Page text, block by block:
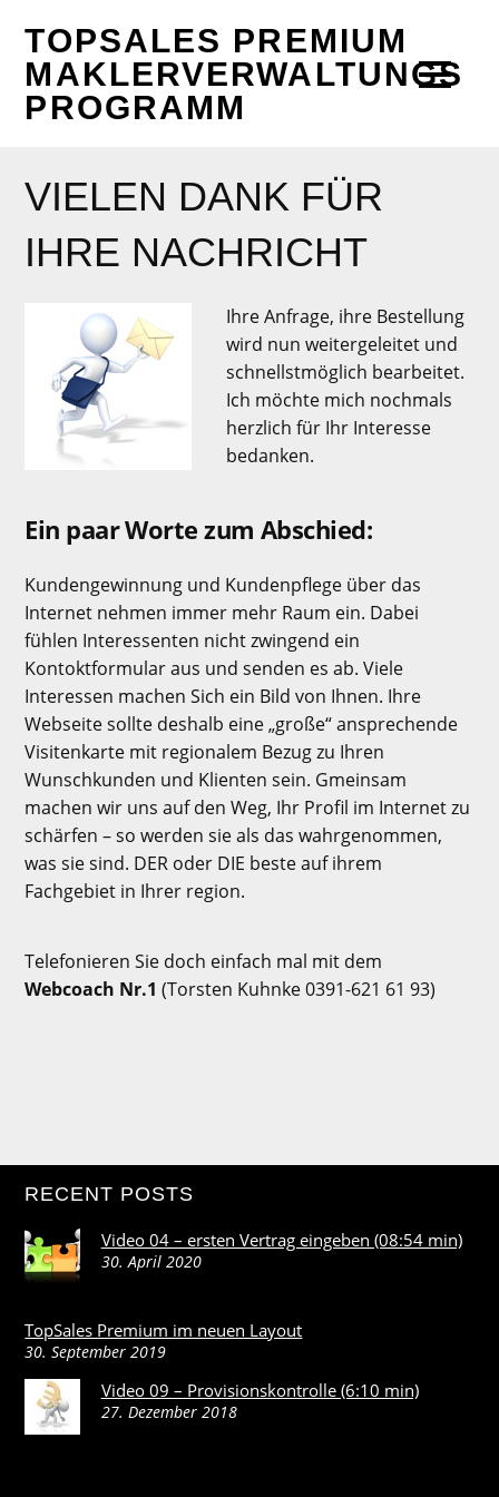
TOPSALES PREMIUM
MAKLERVERWALTUNGS
PROGRAMM
VIELEN DANK FÜR
IHRE NACHRICHT
Ihre Anfrage, ihre Bestellung
wird nun weitergeleitet und
schnellstmöglich bearbeitet.
Ich möchte mich nochmals
herzlich für Ihr Interesse
bedanken.
Ein paar Worte zum Abschied:
Kundengewinnung und Kundenpflege über das
Internet nehmen immer mehr Raum ein. Dabei
fühlen Interessenten nicht zwingend ein
Kontoktformular aus und senden es ab. Viele
Interessen machen Sich ein Bild von Ihnen. Ihre
Webseite sollte deshalb eine „große“ ansprechende
Visitenkarte mit regionalem Bezug zu Ihren
Wunschkunden und Klienten sein. Gmeinsam
machen wir uns auf den Weg, Ihr Profil im Internet zu
schärfen – so werden sie als das wahrgenommen,
was sie sind. DER oder DIE beste auf ihrem
Fachgebiet in Ihrer region.
Telefonieren Sie doch einfach mal mit dem
Webcoach Nr.1 (Torsten Kuhnke 0391-621 61 93)
RECENT POSTS
Video 04 – ersten Vertrag eingeben (08:54 min)
30. April 2020
TopSales Premium im neuen Layout
30. September 2019
Video 09 – Provisionskontrolle (6:10 min)
27. Dezember 2018